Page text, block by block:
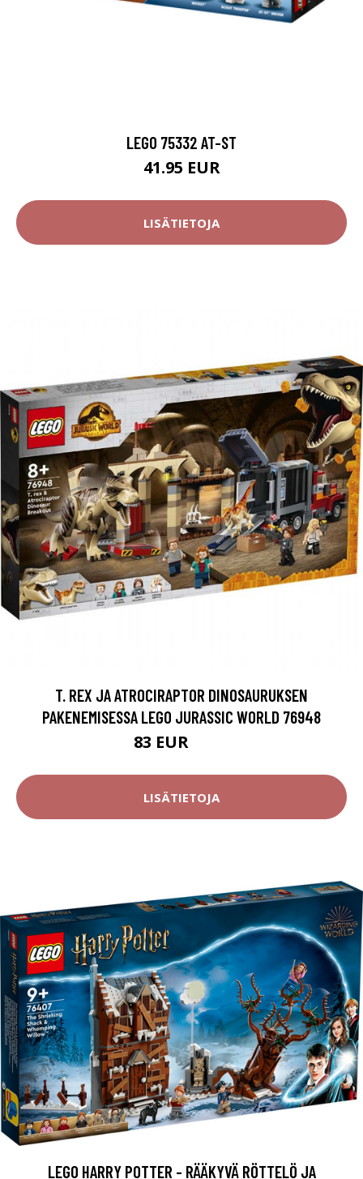
LEGO 75332 AT-ST
41.95 EUR
LISÄTIETOJA
T. REX JA ATROCIRAPTOR DINOSAURUKSEN
PAKENEMISESSA LEGO JURASSIC WORLD 76948
83 EUR
LISÄTIETOJA
LEGO HARRY POTTER - RÄÄKYVÄ RÖTTELÖ JA